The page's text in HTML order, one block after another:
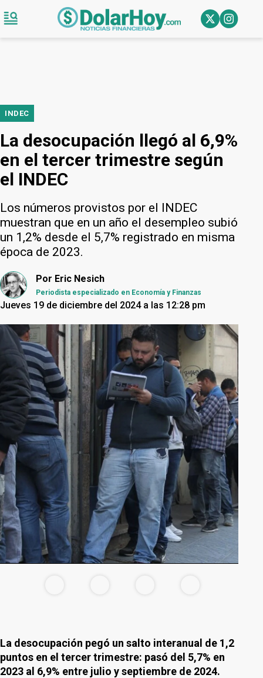
INDEC
La desocupación llegó al 6,9%
en el tercer trimestre según
el INDEC
Los números provistos por el INDEC
muestran que en un año el desempleo subió
un 1,2% desde el 5,7% registrado en misma
época de 2023.
Por Eric Nesich
Periodista especializado en Economía y Finanzas
Jueves 19 de diciembre del 2024 a las 12:28 pm
La desocupación pegó un salto interanual de 1,2
puntos en el tercer trimestre: pasó del 5,7% en
2023 al 6,9% entre julio y septiembre de 2024.